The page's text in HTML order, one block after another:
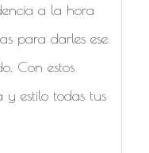
a la hora
para darles ese
Con estos
y estilo todas tus